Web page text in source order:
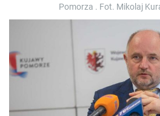
Pomorza . Fot. Mikolaj